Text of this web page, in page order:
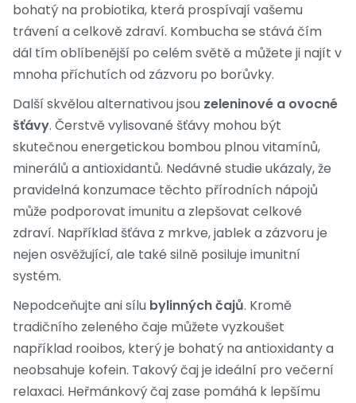
bohatý na probiotika, která prospívají vašemu
trávení a celkově zdraví. Kombucha se stává čím
dál tím oblíbenější po celém světě a můžete ji najít v
mnoha příchutích od zázvoru po borůvky.
Další skvělou alternativou jsou zeleninové a ovocné
šťávy. Čerstvě vylisované šťávy mohou být
skutečnou energetickou bombou plnou vitamínů,
minerálů a antioxidantů. Nedávné studie ukázaly, že
pravidelná konzumace těchto přírodních nápojů
může podporovat imunitu a zlepšovat celkové
zdraví. Například šťáva z mrkve, jablek a zázvoru je
nejen osvěžující, ale také silně posiluje imunitní
systém.
Nepodceňujte ani sílu bylinných čajů. Kromě
tradičního zeleného čaje můžete vyzkoušet
například rooibos, který je bohatý na antioxidanty a
neobsahuje kofein. Takový čaj je ideální pro večerní
relaxaci. Heřmánkový čaj zase pomáhá k lepšímu